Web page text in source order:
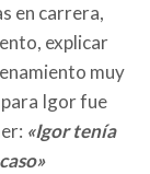
en carrera,
explicar
muy
Igor fue
«Igor tenía